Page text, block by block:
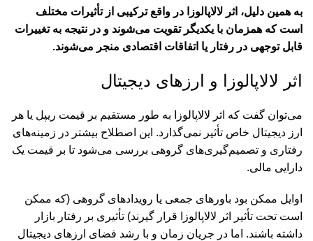
به همین دلیل، اثر لالاپالوزا در واقع ترکیبی از تأثیرات مختلف
است که همزمان با یکدیگر تقویت می‌شوند و در نتیجه به تغییرات
قابل توجهی در رفتار یا اتفاقات اقتصادی منجر می‌شوند.
اثر لالاپالوزا و ارزهای دیجیتال
می‌توان گفت که اثر لالاپالوزا به طور مستقیم بر قیمت ریپل یا هر
ارز دیجیتال خاص تأثیر نمی‌گذارد. این اصطلاح بیشتر در زمینه‌های
رفتاری و تصمیم‌گیری‌های گروهی بررسی می‌شود تا بر قیمت یک
دارایی مالی.
اوایل ممکن بود باورهای جمعی یا رویدادهای گروهی (که ممکن
است تحت تأثیر اثر لالاپالوزا قرار گیرند) تأثیری بر رفتار بازار
داشته باشند. اما در جریان زمان و با رشد فضای ارزهای دیجیتال